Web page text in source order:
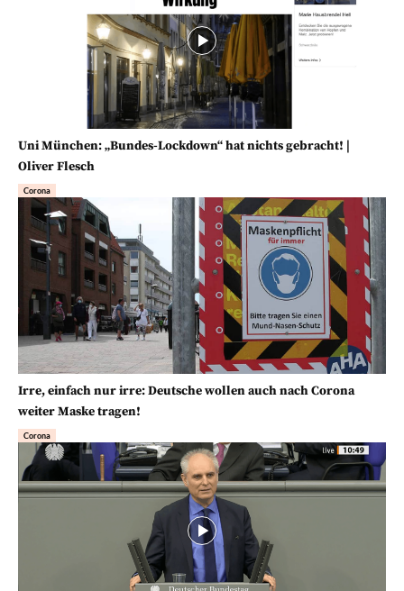
Uni München: „Bundes-Lockdown“ hat nichts gebracht! |
Oliver Flesch
Corona
Irre, einfach nur irre: Deutsche wollen auch nach Corona
weiter Maske tragen!
Corona